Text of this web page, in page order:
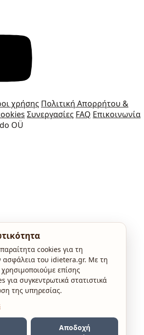
χρήσης Πολιτική Απορρήτου &
Συνεργασίες FAQ Επικοινωνία
OÜ
cookies για τη
ασφάλεια του idietera.gr. Με τη
επίσης
για συγκεντρωτικά στατιστικά
της υπηρεσίας.
Αποδοχή